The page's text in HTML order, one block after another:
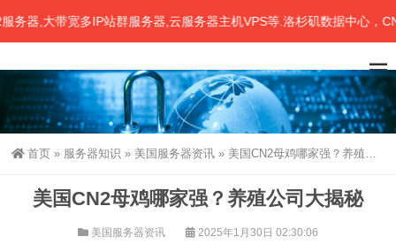
,大带宽多IP站群服务器,云服务器主机VPS等.洛杉矶数据中心，CN2
首页 » 服务器知识 » 美国服务器资讯 » 美国CN2母鸡哪家强？养殖公司大揭秘
美国CN2母鸡哪家强？养殖公司大揭秘
美国服务器资讯 2025年1月30日 02:30:06